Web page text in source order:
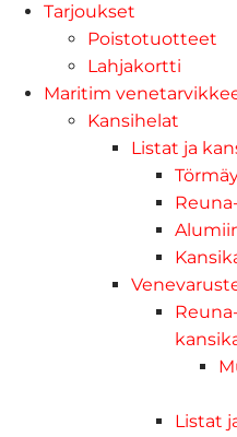
Tarjoukset
Poistotuotteet
Lahjakortti
Maritim
Kansihelat
Listat ja
Listat